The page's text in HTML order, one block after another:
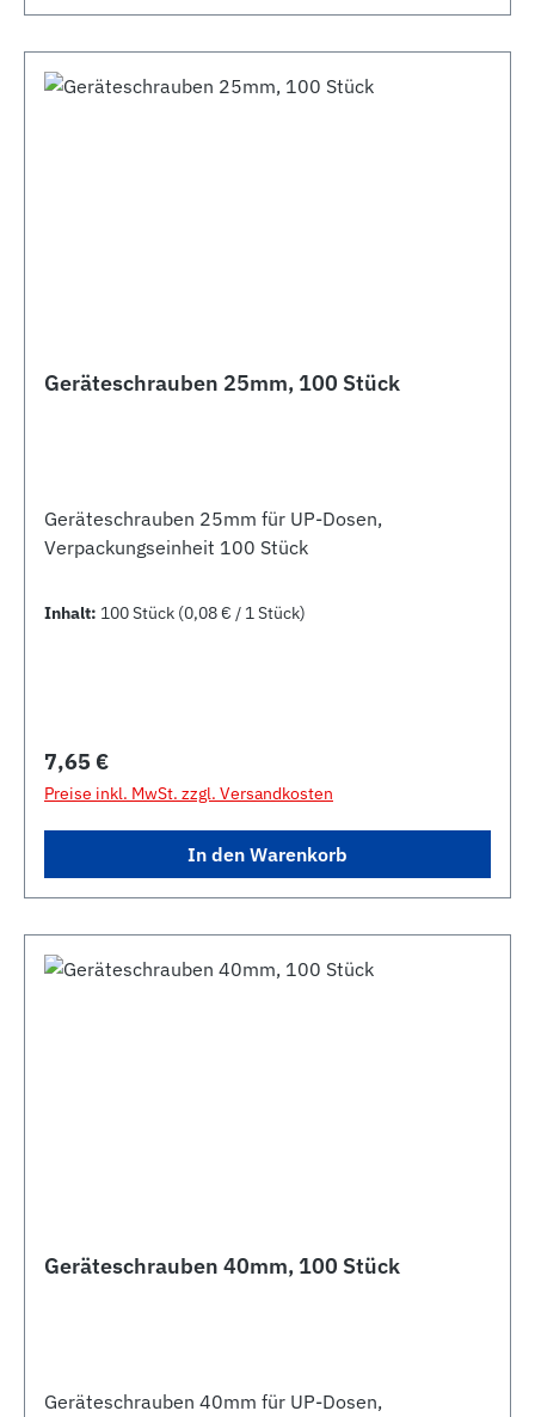
Geräteschrauben 25mm, 100 Stück
Geräteschrauben 25mm für UP-Dosen,
Verpackungseinheit 100 Stück
Inhalt: 100 Stück (0,08 € / 1 Stück)
Regulärer Preis:
7,65 €
Preise inkl. MwSt. zzgl. Versandkosten
In den Warenkorb
Geräteschrauben 40mm, 100 Stück
Geräteschrauben 40mm für UP-Dosen,